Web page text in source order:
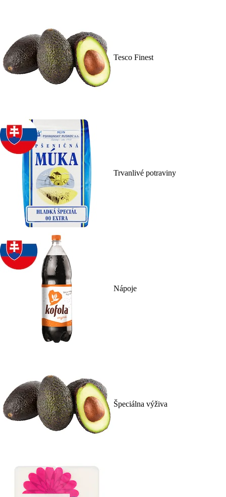
Tesco Finest
Trvanlivé potraviny
Nápoje
Špeciálna výživa